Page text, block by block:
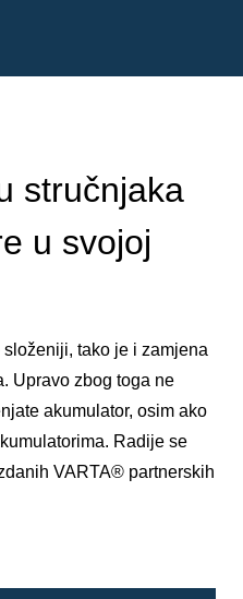
stručnjaka
u svojoj
tako je i zamjena
Upravo zbog toga ne
akumulator, osim ako
Radije se
VARTA® partnerskih